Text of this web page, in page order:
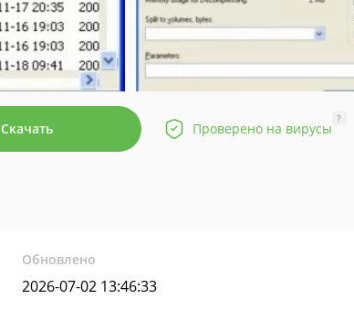
Скачать Проверено на вирусы
?
Обновлено
2026-07-02 13:46:33